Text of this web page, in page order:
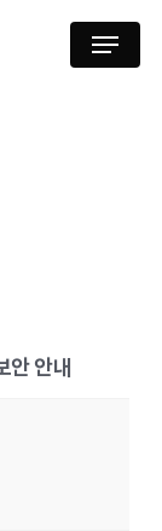
Menu
안내